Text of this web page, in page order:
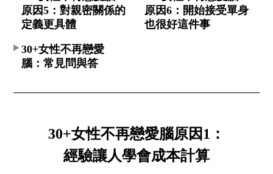
原因5：對親密關係的
定義更具體
原因6：開始接受單身
也很好這件事
30+女性不再戀愛
腦：常見問與答
30+女性不再戀愛腦原因1：
經驗讓人學會成本計算